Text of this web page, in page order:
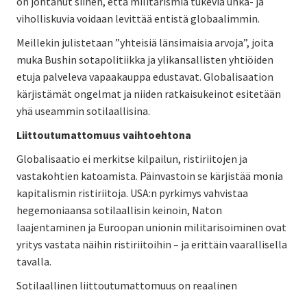
viholliskuvia voidaan levittää entistä globaalimmin.
Meillekin julistetaan ”yhteisiä länsimaisia arvoja”, joita
muka Bushin sotapolitiikka ja ylikansallisten yhtiöiden
etuja palveleva vapaakauppa edustavat. Globalisaation
kärjistämät ongelmat ja niiden ratkaisukeinot esitetään
yhä useammin sotilaallisina.
Liittoutumattomuus vaihtoehtona
Globalisaatio ei merkitse kilpailun, ristiriitojen ja
vastakohtien katoamista. Päinvastoin se kärjistää monia
kapitalismin ristiriitoja. USA:n pyrkimys vahvistaa
hegemoniaansa sotilaallisin keinoin, Naton
laajentaminen ja Euroopan unionin militarisoiminen ovat
yritys vastata näihin ristiriitoihin – ja erittäin vaarallisella
tavalla.
Sotilaallinen liittoutumattomuus on reaalinen